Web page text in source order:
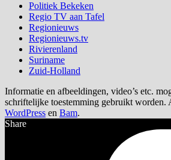
Politiek Bekeken
Regio TV aan Tafel
Regionieuws
Regionieuws.tv
Rivierenland
Suriname
Zuid-Holland
Informatie en afbeeldingen, video’s etc.
schriftelijke toestemming gebruikt worden.
WordPress en Bam.
Share